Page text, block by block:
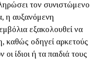
τον συνιστώμενο
η αυξανόμενη
εξακολουθεί να
καθώς οδηγεί αρκετούς
ίδιοι ή τα παιδιά τους